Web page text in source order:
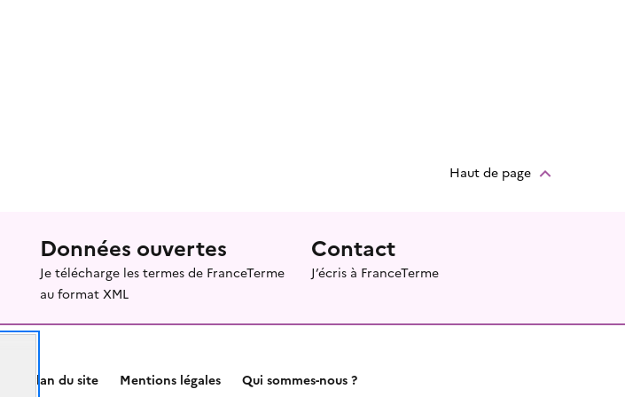
Haut de page
Données ouvertes
Je télécharge les termes de FranceTerme
au format XML
Contact
J’écris à FranceTerme
Plan du site Mentions légales Qui sommes-nous ?